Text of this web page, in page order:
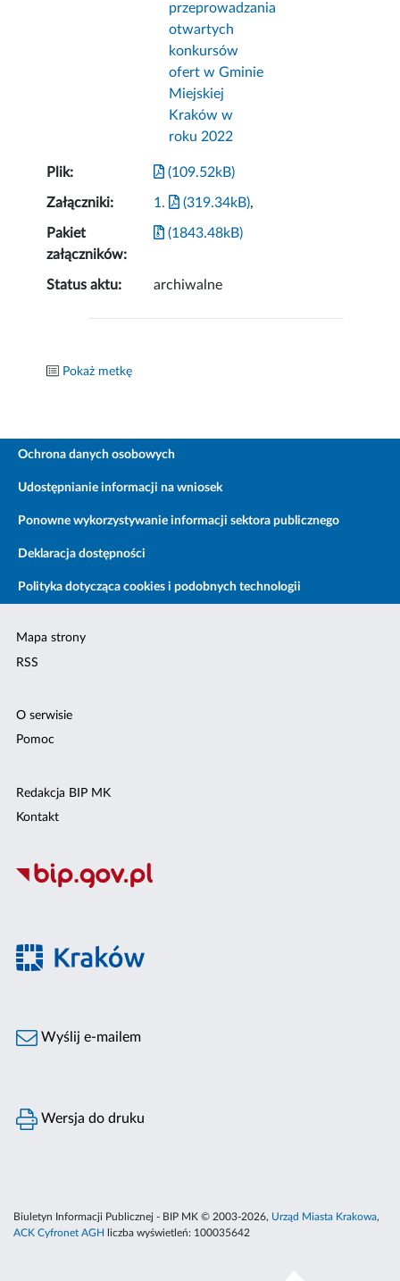
przeprowadzania
otwartych
konkursów
ofert w Gminie
Miejskiej
Kraków w
roku 2022
Plik: (109.52kB)
Załączniki: 1. (319.34kB),
Pakiet
załączników:
(1843.48kB)
Status aktu: archiwalne
Pokaż metkę
Ochrona danych osobowych
Udostępnianie informacji na wniosek
Ponowne wykorzystywanie informacji sektora publicznego
Deklaracja dostępności
Polityka dotycząca cookies i podobnych technologii
Mapa strony
RSS
O serwisie
Pomoc
Redakcja BIP MK
Kontakt
Wyślij e-mailem
Wersja do druku
Biuletyn Informacji Publicznej - BIP MK © 2003-2026, Urząd Miasta Krakowa,
ACK Cyfronet AGH
liczba wyświetleń: 100035642